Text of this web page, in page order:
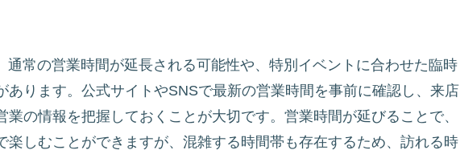
通常の営業時間が延長される可能性や、特別イベントに合わせた臨時
あります。公式サイトやSNSで最新の営業時間を事前に確認し、来店
業の情報を把握しておくことが大切です。営業時間が延びることで、
楽しむことができますが、混雑する時間帯も存在するため、訪れる時